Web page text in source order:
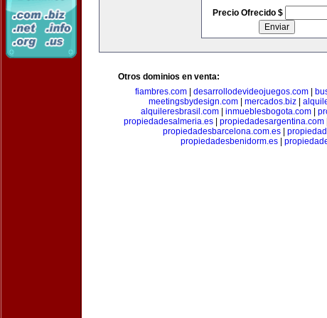
Precio Ofrecido $
Otros dominios en venta:
fiambres.com| desarrollodevideojuegos.com|
meetingsbydesign.com| mercados.biz|
alquileresbrasil.com| inmueblesbogota.com|
propiedadesalmeria.es
propiedadesargentina.com
propiedadesbarcelona.com.es|
propiedadesbenidorm.es|